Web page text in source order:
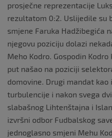
prosječne reprezentacije
rezultatom 0:2. Uslijedile su
smjene Faruka Hadžibegića
njegovu poziciju dolazi
Meho Kodro. Gospodin
put našao na poziciji
domovine. Drugi mandat
turbulencije i nakon svega
slabašnog Lihtenštajna i
izvršni odbor Fudbalskog
jednoglasno smjeni Mehu